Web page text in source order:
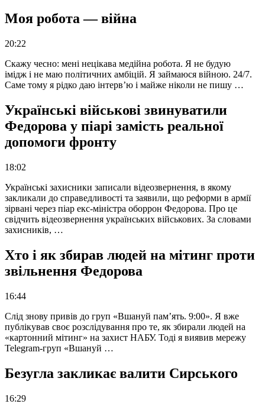
Моя робота — війна
20:22
Скажу чесно: мені нецікава медійна робота. Я не будую
імідж і не маю політичних амбіцій. Я займаюся війною. 24/7.
Саме тому я рідко даю інтерв’ю і майже ніколи не пишу …
Українські військові звинуватили
Федорова у піарі замість реальної
допомоги фронту
18:02
Українські захисники записали відеозвернення, в якому
закликали до справедливості та заявили, що реформи в армії
зірвані через піар екс-міністра оборрон Федорова. Про це
свідчить відеозвернення українських військових. За словами
захисників, …
Хто і як збирав людей на мітинг проти
звільнення Федорова
16:44
Слід знову привів до груп «Вшануй пам’ять. 9:00». Я вже
публікував своє розслідування про те, як збирали людей на
«картонний мітинг» на захист НАБУ. Тоді я виявив мережу
Telegram-груп «Вшануй …
Безугла закликає валити Сирського
16:29